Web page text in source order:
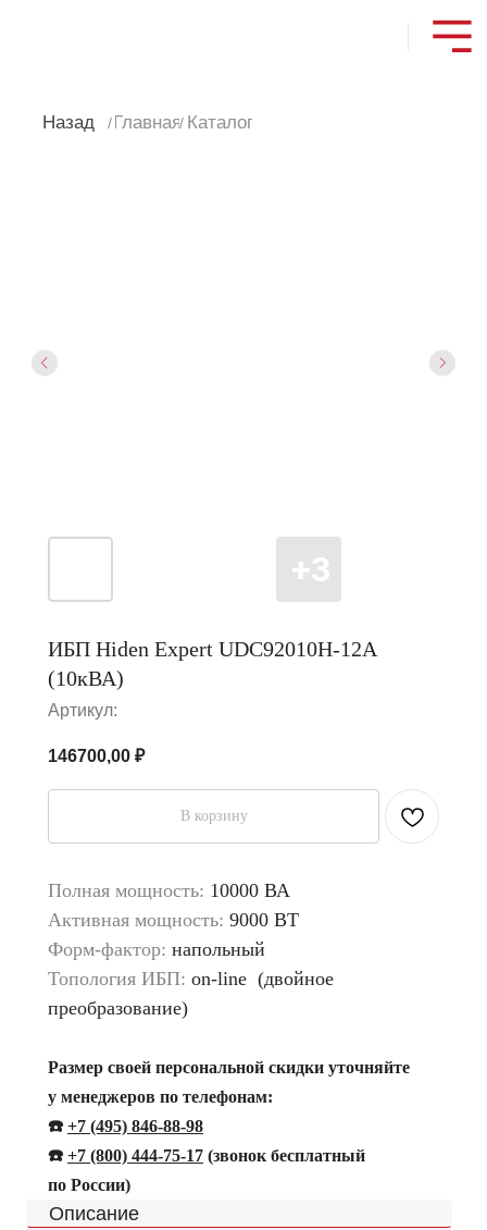
ИБП Hiden Expert UDC92010H-12A
(10кВА)
Артикул:
146700,00 ₽
В корзину
Полная мощность: 10000 ВА
Активная мощность: 9000 ВТ
Форм-фактор: напольный
Топология ИБП: on-line (двойное
преобразование)
Размер своей персональной скидки уточняйте
у менеджеров по телефонам:
☎️ +7 (495) 846-88-98
☎️ +7 (800) 444-75-17 (звонок бесплатный
по России)
Описание